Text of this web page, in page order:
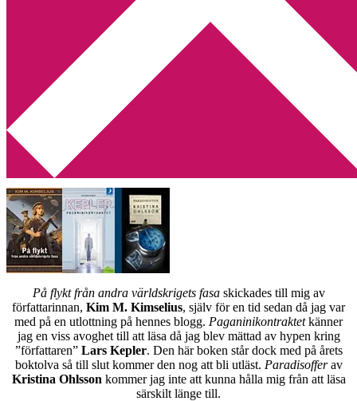
Utskriftscentralen
Min tv-blogg
You are here:Home Min bokhylla Min bokhylla – P
Min bokhylla – P
2012-06-13 Annika
Titlar på
blev ett helsvenskt race:
På flykt från andra världskrigets fasaskickades till mig av
författarinnan, Kim M. Kimselius, själv för en tid sedan då jag var
med på en utlottning på hennes blogg. Paganinikontraktetkänner
jag en viss avoghet till att läsa då jag blev mättad av hypen kring
”författaren” Lars Kepler. Den här boken står dock med på årets
boktolva så till slut kommer den nog att bli utläst. Paradisofferav
Kristina Ohlsson kommer jag inte att kunna hålla mig från att läsa
särskilt länge till.